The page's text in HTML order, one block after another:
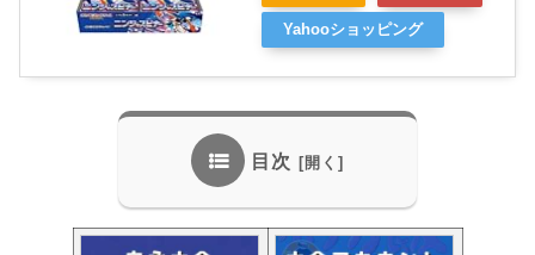
Yahooショッピング
目次